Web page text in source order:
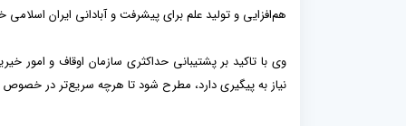
هم‌افزایی و تولید علم برای پیشرفت و آبادانی ایران
وی با تاکید بر پشتیبانی حداکثری سازمان اوقاف و امور
نیاز به پیگیری دارد، مطرح شود تا هرچه سریع‌تر در خصوص